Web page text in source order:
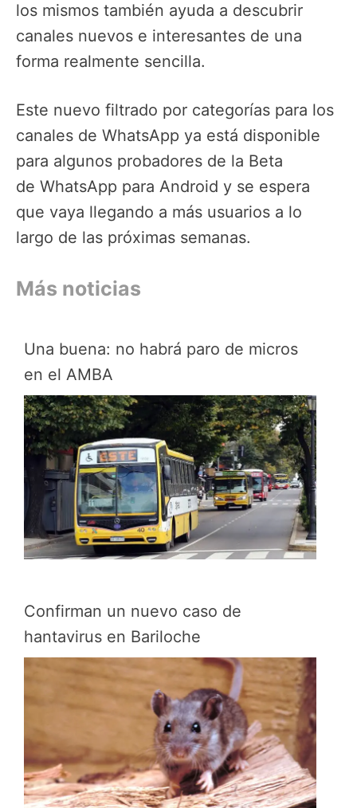
los mismos también ayuda a descubrir
canales nuevos e interesantes de una
forma realmente sencilla.
Este nuevo filtrado por categorías para los
canales de WhatsApp ya está disponible
para algunos probadores de la Beta
de WhatsApp para Android y se espera
que vaya llegando a más usuarios a lo
largo de las próximas semanas.
Más noticias
Una buena: no habrá paro de micros
en el AMBA
Confirman un nuevo caso de
hantavirus en Bariloche